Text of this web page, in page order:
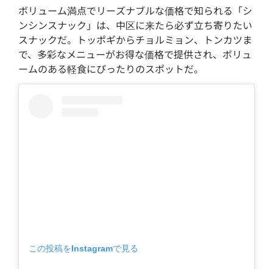
ボリューム満点でリーズナブルな価格で知られる「シ
ンシンスナック」は、中区に来たら必ず立ち寄りたい
スナックだ。トッポギからチョルミョン、トンカツま
で、多彩なメニューがお得な価格で提供され、ボリュ
ームのある軽食にぴったりのスポットだ。
この投稿をInstagramで見る